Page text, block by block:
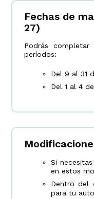
Fechas de
27)
Podrás
períodos:
Del 9 al 31
Del 1 al 4
Si
en estos
Dentro del
para tu